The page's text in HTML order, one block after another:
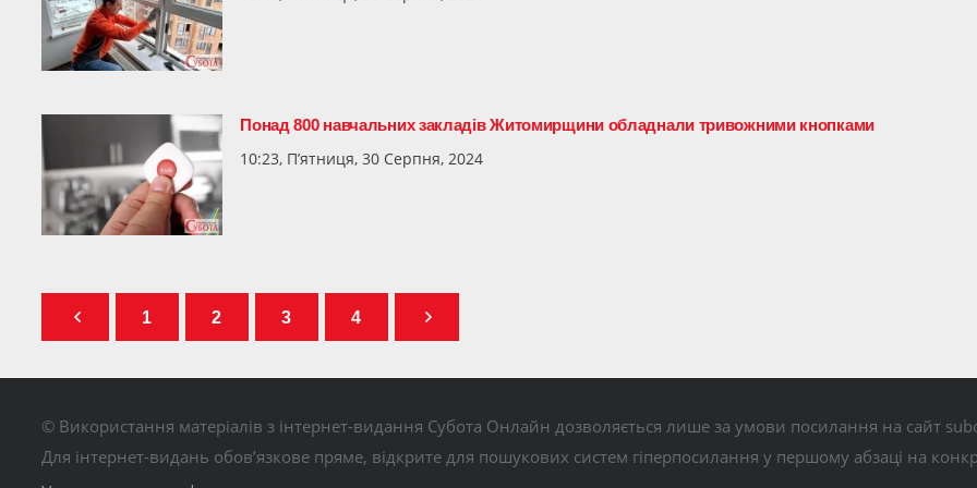
Понад 800 навчальних закладів Житомирщини обладнали тривожними кнопками
10:23, П’ятниця, 30 Серпня, 2024
1 2 3 4
© Використання матеріалів з інтернет-видання Субота Онлайн дозволяється лише за умови посилання на сайт
Для інтернет-видань обов’язкове пряме, відкрите для пошукових систем гіперпосилання у першому абзаці на